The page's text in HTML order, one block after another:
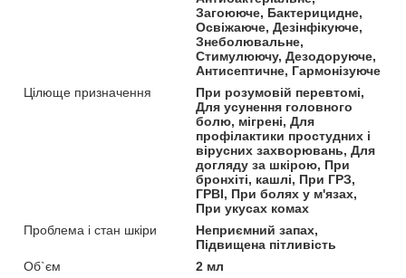
Загоююче, Бактерицидне,
Освіжаюче, Дезінфікуюче,
Знеболювальне,
Стимулюючу, Дезодоруюче,
Антисептичне, Гармонізуюче
Цілюще призначення
При розумовій перевтомі,
Для усунення головного
болю, мігрені, Для
профілактики простудних і
вірусних захворювань, Для
догляду за шкірою, При
бронхіті, кашлі, При ГРЗ,
ГРВІ, При болях у м'язах,
При укусах комах
Проблема і стан шкіри
Неприємний запах,
Підвищена пітливість
Об`єм
2 мл